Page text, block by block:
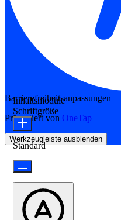
Barrierefreiheitsanpassungen
Präsentiert von OneTap
Werkzeugleiste ausblenden
Inhaltsmodule
Schriftgröße
Standard